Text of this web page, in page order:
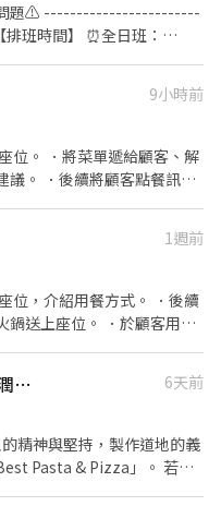
料。 * 集團福利：瓦城泰統
上
需求，給予貼心服務。 * 熟
手製作美式飲品與甜點。 *
門： [請
/ 撥打店內電話 / 附上履歷
問題⚠️ ------------------------
時間】 ⏰全日班：
《外場服務》 1. 佈置及
覆有關餐飲問題，必要時提
服務 4. 收銀服務 5. 工作區域
》 1. 洗剝削切各種食材，烹
服務有高度的熱忱，態度
學期、學年實習業務，可
、6-8月、12月期間限定特別
元。 ✅每月工時達成獎勵，
小時以上者發放1,000元。
提供16-20小時排班。兩周
的兼職人員
9小時前
位。 ．將菜單遞給顧客、解
議。 ．後續將顧客點餐訊息
相關事務。 ．負責洗、剝、
設備和餐具。 ．準備不同
容量與重量。 ．負責擺盤、
1週前
位，介紹用餐方式。 ．後續
鍋送上座位。 ．於顧客用餐
環境、設備和餐具。 ．協助
【BELLINI PASTA PASTA】南港潤泰店-內場兼職$220起-B17
6天前
精神與堅持，製作道地的義
Pasta & Pizza」。 若您